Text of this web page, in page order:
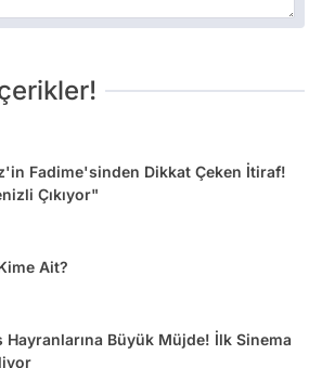
Fadime'sinden Dikkat Çeken İtiraf!
Çıkıyor"
Ait?
Hayranlarına Büyük Müjde! İlk Sinema